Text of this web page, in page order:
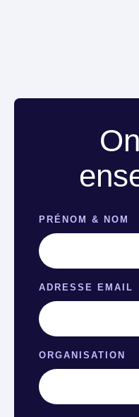
PRÉNOM & NOM
ADRESSE EMAIL
ORGANISATION